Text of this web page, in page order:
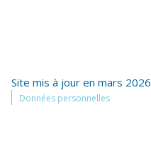
Site mis à jour en mars 2026
Données personnelles